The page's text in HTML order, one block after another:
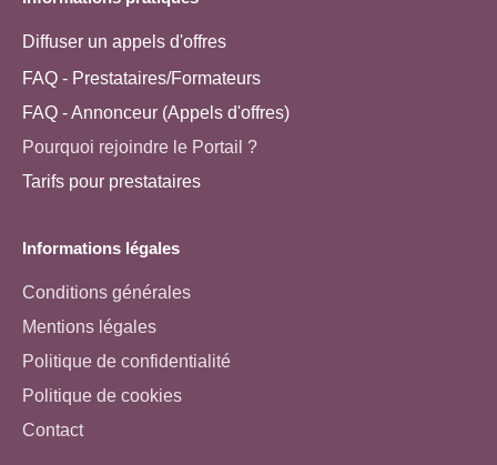
Diffuser un appels d'offres
FAQ - Prestataires/Formateurs
FAQ - Annonceur (Appels d'offres)
Pourquoi rejoindre le Portail ?
Tarifs pour prestataires
Informations légales
Conditions générales
Mentions légales
Politique de confidentialité
Politique de cookies
Contact